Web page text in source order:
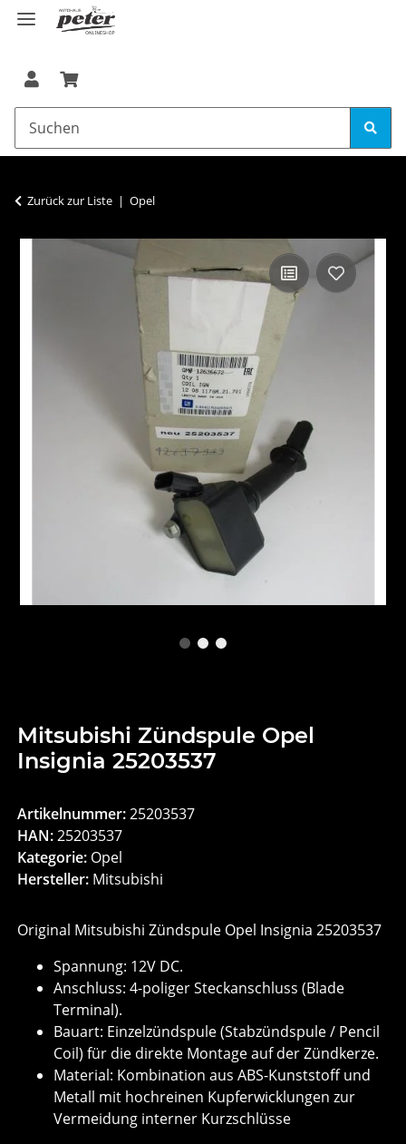
Zurück zur Liste Opel
Mitsubishi Zündspule Opel
Insignia 25203537
Artikelnummer:25203537
HAN:25203537
Kategorie: Opel
Hersteller: Mitsubishi
Original Mitsubishi Zündspule Opel Insignia 25203537
Spannung: 12V DC.
Anschluss: 4-poliger Steckanschluss (Blade
Terminal).
Bauart: Einzelzündspule (Stabzündspule / Pencil
Coil) für die direkte Montage auf der Zündkerze.
Material: Kombination aus ABS-Kunststoff und
Metall mit hochreinen Kupferwicklungen zur
Vermeidung interner Kurzschlüsse